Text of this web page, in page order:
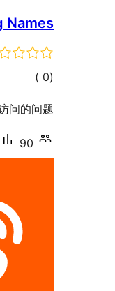
Names
(0
إجمالي)
的问题。
90+ تنصيب نشط